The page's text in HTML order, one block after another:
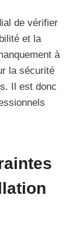
de vérifier
et la
à
la sécurité
Il est donc